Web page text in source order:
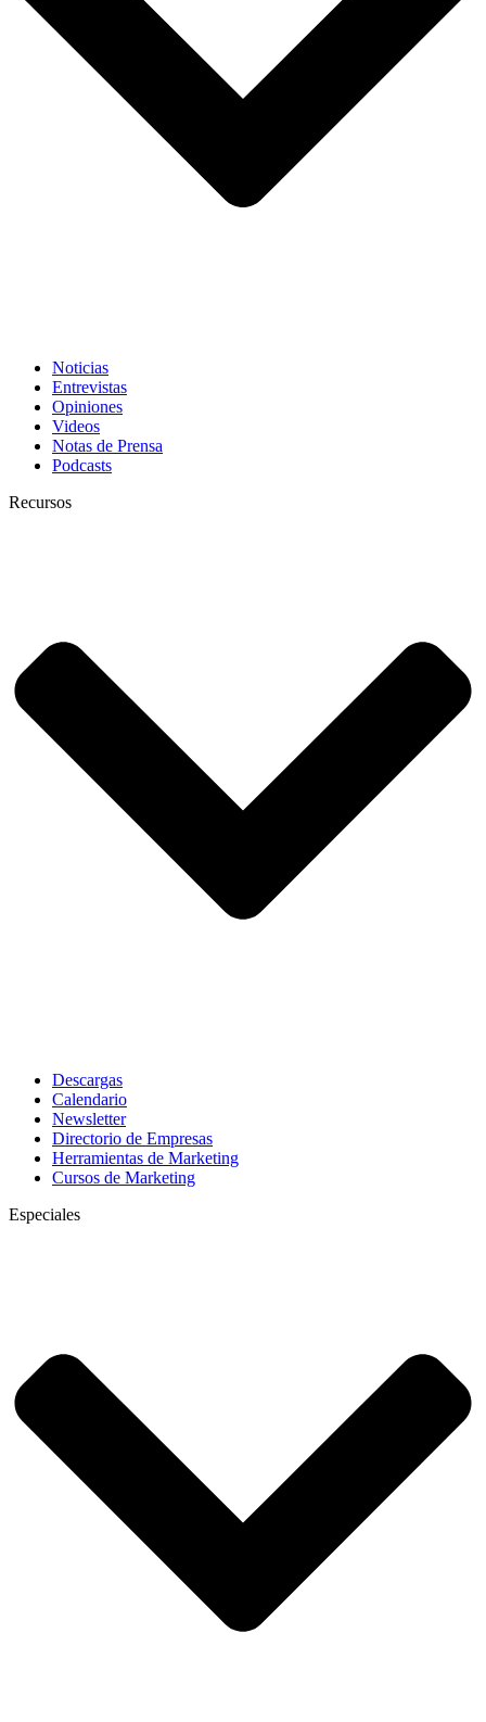
Noticias
Entrevistas
Opiniones
Videos
Notas de Prensa
Podcasts
Recursos
Descargas
Calendario
Newsletter
Directorio de Empresas
Herramientas de Marketing
Cursos de Marketing
Especiales